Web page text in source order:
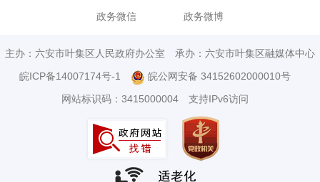
政务微信 政务微博
主办：六安市叶集区人民政府办公室
承办：六安市叶集区融媒体中心
皖ICP备14007174号-1
皖公网安备 34152602000010号
网站标识码：3415000004
支持IPv6访问